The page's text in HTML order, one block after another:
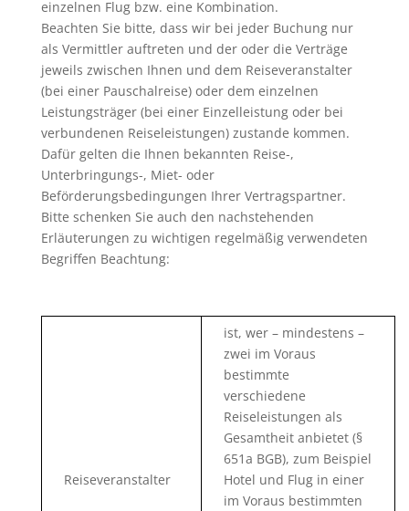
einzelnen Flug bzw. eine Kombination.
Beachten Sie bitte, dass wir bei jeder Buchung nur
als Vermittler auftreten und der oder die Verträge
jeweils zwischen Ihnen und dem Reiseveranstalter
(bei einer Pauschalreise) oder dem einzelnen
Leistungsträger (bei einer Einzelleistung oder bei
verbundenen Reiseleistungen) zustande kommen.
Dafür gelten die Ihnen bekannten Reise-,
Unterbringungs-, Miet- oder
Beförderungsbedingungen Ihrer Vertragspartner.
Bitte schenken Sie auch den nachstehenden
Erläuterungen zu wichtigen regelmäßig verwendeten
Begriffen Beachtung:
Reiseveranstalter
ist, wer – mindestens –
zwei im Voraus
bestimmte
verschiedene
Reiseleistungen als
Gesamtheit anbietet (§
651a BGB), zum Beispiel
Hotel und Flug in einer
im Voraus bestimmten